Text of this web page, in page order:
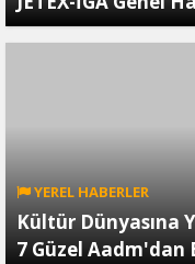
YEREL HABERLER
Kültür Dünyasına
7 Güzel Aadm'dan